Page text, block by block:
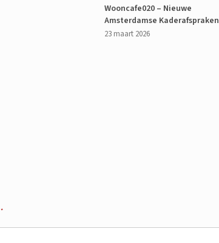
Wooncafe020 – Nieuwe
Amsterdamse Kaderafspraken
23 maart 2026
*